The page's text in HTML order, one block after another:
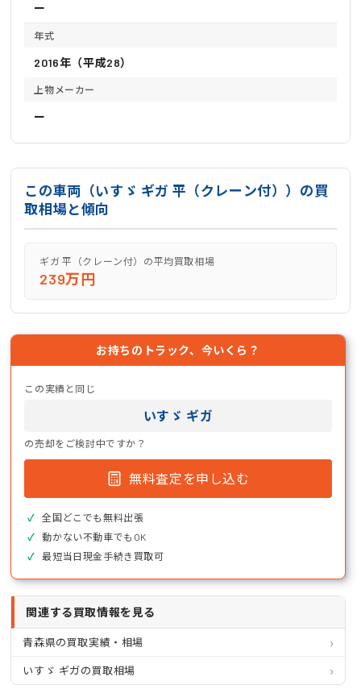
ー
年式
2016年（平成28）
上物メーカー
ー
この車両（いすゞ ギガ 平（クレーン付））の買
取相場と傾向
ギガ 平（クレーン付）の平均買取相場
239万円
お持ちのトラック、今いくら？
この実績と同じ
いすゞ ギガ
の売却をご検討中ですか？
無料査定を申し込む
全国どこでも無料出張
動かない不動車でもOK
最短当日現金手続き買取可
関連する買取情報を見る
青森県の買取実績・相場
いすゞ ギガの買取相場